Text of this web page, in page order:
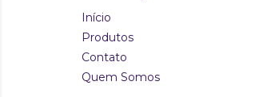
Início
Produtos
Contato
Quem Somos